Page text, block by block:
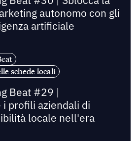
autonomo con gli
artificiale
schede locali
Beat #29 |
i profili aziendali di
locale nell'era